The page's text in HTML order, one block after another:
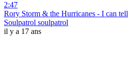
2:47
Rory Storm & the Hurricanes - I can tell
Soulpatrol soulpatrol
il y a 17 ans